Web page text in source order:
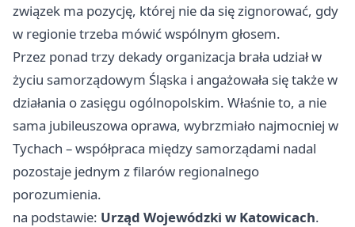
związek ma pozycję, której nie da się zignorować, gdy
w regionie trzeba mówić wspólnym głosem.
Przez ponad trzy dekady organizacja brała udział w
życiu samorządowym Śląska i angażowała się także w
działania o zasięgu ogólnopolskim. Właśnie to, a nie
sama jubileuszowa oprawa, wybrzmiało najmocniej w
Tychach – współpraca między samorządami nadal
pozostaje jednym z filarów regionalnego
porozumienia.
na podstawie: Urząd Wojewódzki w Katowicach.